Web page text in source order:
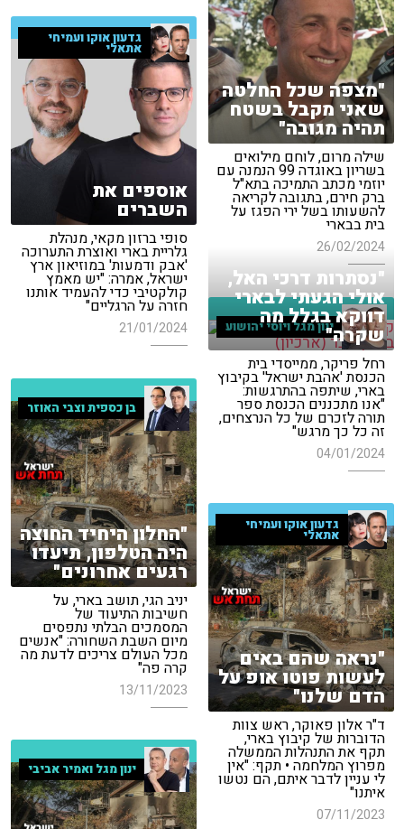
"מצפה שכל החלטה
שאני מקבל בשטח
תהיה מגובה"
שילה מרום, לוחם מילואים
בשריון באוגדה 99 הנמנה עם
יוזמי מכתב התמיכה בתא"ל
ברק חירם, בתגובה לקריאה
להשעותו בשל ירי הפגז על
בית בבארי
26/02/2024
גדעון אוקו ועמיחי
אתאלי
אוספים את
השברים
סופי ברזון מקאי, מנהלת
גלריית בארי ואוצרת התערוכה
'אבק ודמעות' במוזיאון ארץ
ישראל, אמרה: "יש מאמץ
קולקטיבי כדי להעמיד אותנו
חזרה על הרגליים"
21/01/2024 ינון מגל ויוסי יהושוע
"נסתרות דרכי האל,
אולי הגעתי לבארי
דווקא בגלל מה
שקרה"
רחל פריקר, ממייסדי בית
הכנסת 'אהבת ישראל' בקיבוץ
בארי, שיתפה בהתרגשות:
"אנו מתכננים הכנסת ספר
תורה לזכרם של כל הנרצחים,
זה כל כך מרגש"
04/01/2024
בן כספית וצבי האוזר
"החלון היחיד החוצה
היה הטלפון, תיעדו
רגעים אחרונים"
יניב הגי, תושב בארי, על
חשיבות התיעוד של
המסמכים הבלתי נתפסים
מיום השבת השחורה: "אנשים
מכל העולם צריכים לדעת מה
קרה פה"
13/11/2023
גדעון אוקו ועמיחי
אתאלי
"נראה שהם באים
לעשות פוטו אופ על
הדם שלנו"
ד"ר אלון פאוקר, ראש צוות
הדוברות של קיבוץ בארי,
תקף את התנהלות הממשלה
מפרוץ המלחמה • תקף: "אין
לי עניין לדבר איתם, הם נטשו
איתנו"
07/11/2023
ינון מגל ואמיר אביבי